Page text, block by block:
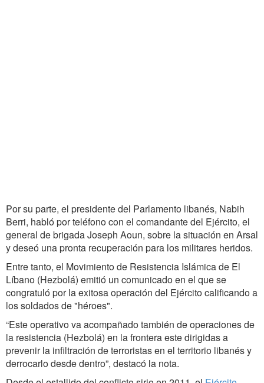
Por su parte, el presidente del Parlamento libanés, Nabih
Berri, habló por teléfono con el comandante del Ejército, el
general de brigada Joseph Aoun, sobre la situación en Arsal
y deseó una pronta recuperación para los militares heridos.
Entre tanto, el Movimiento de Resistencia Islámica de El
Líbano (Hezbolá) emitió un comunicado en el que se
congratuló por la exitosa operación del Ejército calificando a
los soldados de "héroes".
“Este operativo va acompañado también de operaciones de
la resistencia (Hezbolá) en la frontera este dirigidas a
prevenir la infiltración de terroristas en el territorio libanés y
derrocarlo desde dentro”, destacó la nota.